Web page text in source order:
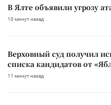
В Ялте объявили угрозу
10 минут назад
Верховный суд получил
списка кандидатов от
11 минут назад